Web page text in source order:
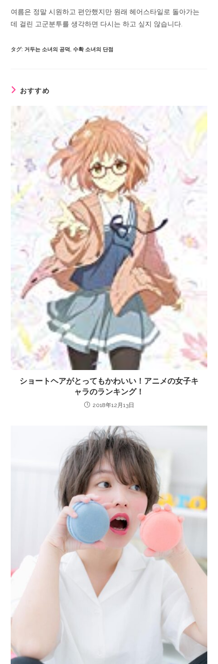
여름은 정말 시원하고 편안했지만 원래 헤어스타일로 돌아가는
데 걸린 고군분투를 생각하면 다시는 하고 싶지 않습니다.
タグ: 거두는 소녀의 공덕, 수확 소녀의 단점
おすすめ
ショートヘアがとってもかわいい！アニメの女子キ
ャラのランキング！
2018年12月13日